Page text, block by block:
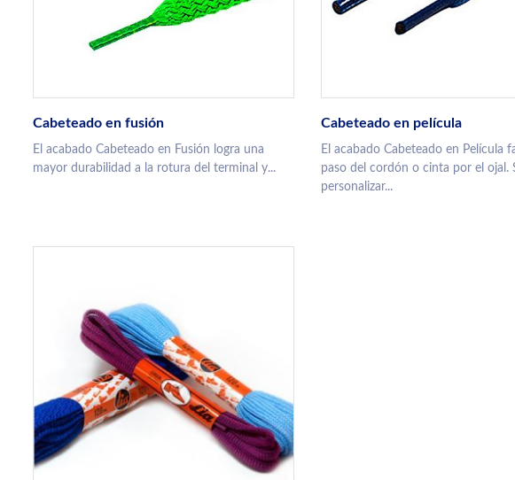
Cabeteado en fusión
El acabado Cabeteado en Fusión logra una
mayor durabilidad a la rotura del terminal y...
Cabeteado en película
El acabado Cabeteado en Película
paso del cordón o cinta por el ojal.
personalizar...